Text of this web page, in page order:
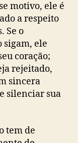
motivo, ele é
a respeito
Se o
sigam, ele
coração;
rejeitado,
sincera
silenciar sua
tem de